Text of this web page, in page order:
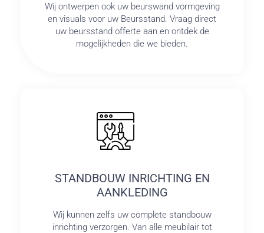
Wij ontwerpen ook uw beurswand vormgeving
en visuals voor uw Beursstand. Vraag direct
uw beursstand offerte aan en ontdek de
mogelijkheden die we bieden.
STANDBOUW INRICHTING EN
AANKLEDING
Wij kunnen zelfs uw complete standbouw
inrichting verzorgen. Van alle meubilair tot